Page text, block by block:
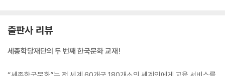
출판사 리뷰
세종학당재단의 두 번째 한국문화 교재!